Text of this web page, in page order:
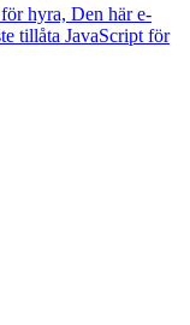
hyra, Den här e-
tillåta JavaScript för